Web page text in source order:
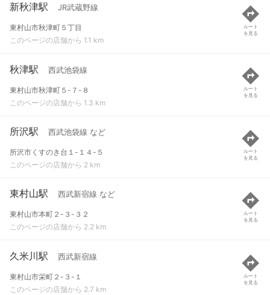
新秋津駅 JR武蔵野線
東村山市秋津町５丁目
このページの店舗から 1.1 km
ルート
を見る
秋津駅 西武池袋線
東村山市秋津町５-７-８
このページの店舗から 1.3 km
ルート
を見る
所沢駅 西武池袋線 など
所沢市くすのき台１-１４-５
このページの店舗から 2 km
ルート
を見る
東村山駅 西武新宿線 など
東村山市本町２-３-３２
このページの店舗から 2.2 km
ルート
を見る
久米川駅 西武新宿線
東村山市栄町２-３-１
このページの店舗から 2.7 km
ルート
を見る